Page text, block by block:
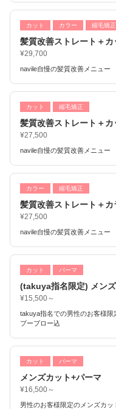
カット カラー 縮毛矯正
髪質改善ストレート＋
¥29,700
navile自慢の髪質改善メニュー
カット 縮毛矯正
髪質改善ストレート＋カ
¥27,500
navile自慢の髪質改善メニュー
カラー 縮毛矯正
髪質改善ストレート＋カ
¥27,500
navile自慢の髪質改善メニュー
カット パーマ
(takuya指名限定) メン
¥15,500～
takuya指名での男性のお客様
プーブロー込
カット パーマ
メンズカット+パーマ
¥16,500～
男性のお客様限定のメンズカ